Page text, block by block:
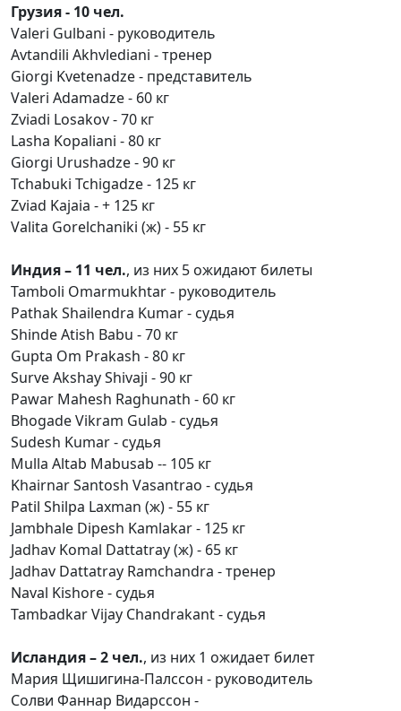
Грузия - 10 чел.
Valeri Gulbani - руководитель
Avtandili Akhvlediani - тренер
Giorgi Kvetenadze - представитель
Valeri Adamadze - 60 кг
Zviadi Losakov - 70 кг
Lasha Kopaliani - 80 кг
Giorgi Urushadze - 90 кг
Tchabuki Tchigadze - 125 кг
Zviad Kajaia - + 125 кг
Valita Gorelchaniki (ж) - 55 кг
Индия – 11 чел., из них 5 ожидают билеты
Tamboli Omarmukhtar - руководитель
Pathak Shailendra Kumar - судья
Shinde Atish Babu - 70 кг
Gupta Om Prakash - 80 кг
Surve Akshay Shivaji - 90 кг
Pawar Mahesh Raghunath - 60 кг
Bhogade Vikram Gulab - судья
Sudesh Kumar - судья
Mulla Altab Mabusab -- 105 кг
Khairnar Santosh Vasantrao - судья
Patil Shilpa Laxman (ж) - 55 кг
Jambhale Dipesh Kamlakar - 125 кг
Jadhav Komal Dattatray (ж) - 65 кг
Jadhav Dattatray Ramchandra - тренер
Naval Kishore - судья
Tambadkar Vijay Chandrakant - судья
Исландия – 2 чел., из них 1 ожидает билет
Мария Щишигина-Палссон - руководитель
Солви Фаннар Видарссон -